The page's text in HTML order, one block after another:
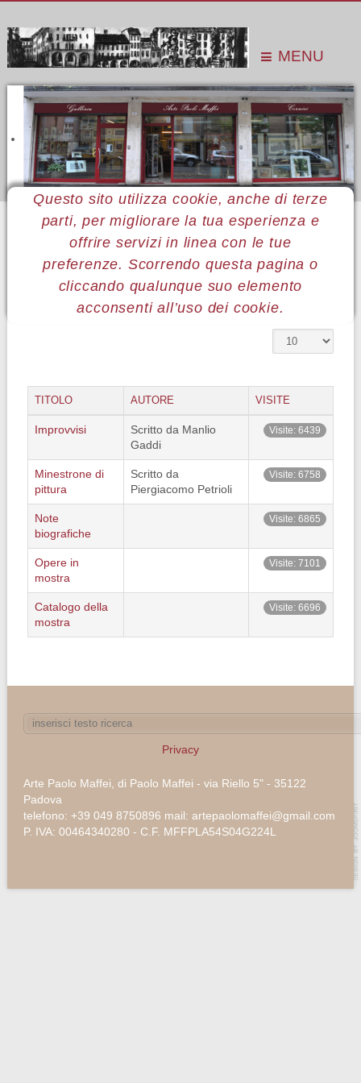
MENU
Questo sito utilizza cookie, anche di terze
parti, per migliorare la tua esperienza e
offrire servizi in linea con le tue
preferenze. Scorrendo questa pagina o
cliccando qualunque suo elemento
acconsenti all’uso dei cookie.
Sei qui: Home Le mostre Mostre 2013 Fabio Canestri
29 Fabio Canestri
TITOLO AUTORE VISITE
Improvvisi
Scritto da Manlio
Gaddi
Visite: 6439
Minestrone di
pittura
Scritto da
Piergiacomo Petrioli
Visite: 6758
Note
biografiche
Visite: 6865
Opere in
mostra
Visite: 7101
Catalogo della
mostra
Visite: 6696
Privacy
Arte Paolo Maffei, di Paolo Maffei - via Riello 5" - 35122
Padova
telefono: +39 049 8750896 mail: artepaolomaffei@gmail.com
P. IVA: 00464340280 - C.F. MFFPLA54S04G224L